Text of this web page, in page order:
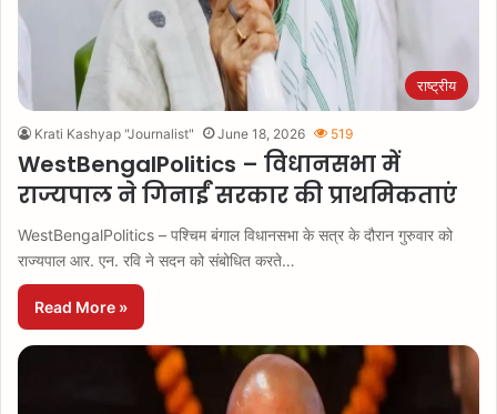
राष्ट्रीय
Krati Kashyap "Journalist" June 18, 2026 519
WestBengalPolitics – विधानसभा में
राज्यपाल ने गिनाईं सरकार की प्राथमिकताएं
WestBengalPolitics – पश्चिम बंगाल विधानसभा के सत्र के दौरान गुरुवार को
राज्यपाल आर. एन. रवि ने सदन को संबोधित करते…
Read More »